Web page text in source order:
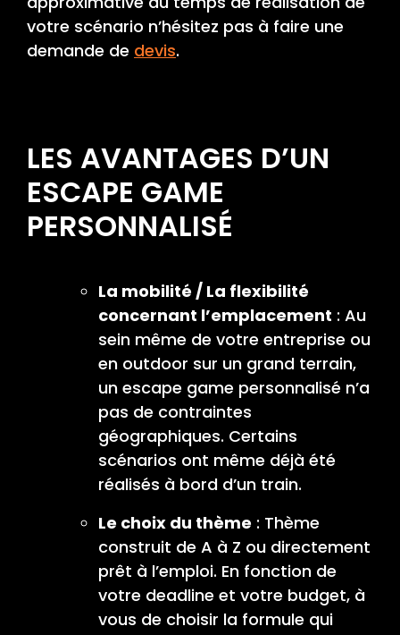
votre scénario n’hésitez pas à faire une
demande de devis.
LES AVANTAGES D’UN
ESCAPE GAME
PERSONNALISÉ
La mobilité / La flexibilité
concernant l’emplacement : Au
sein même de votre entreprise ou
en outdoor sur un grand terrain,
un escape game personnalisé n’a
pas de contraintes
géographiques. Certains
scénarios ont même déjà été
réalisés à bord d’un train.
Le choix du thème : Thème
construit de A à Z ou directement
prêt à l’emploi. En fonction de
votre deadline et votre budget, à
vous de choisir la formule qui